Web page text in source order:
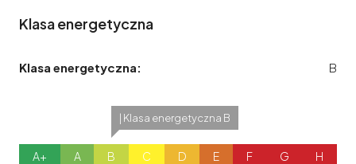
Klasa energetyczna
Klasa energetyczna: B
A+ A
| Klasa energetyczna B
B C D E F G H